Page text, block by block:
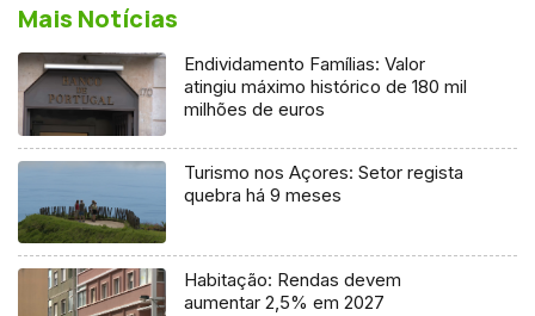
Mais Notícias
Endividamento Famílias: Valor
atingiu máximo histórico de 180 mil
milhões de euros
Turismo nos Açores: Setor regista
quebra há 9 meses
Habitação: Rendas devem
aumentar 2,5% em 2027